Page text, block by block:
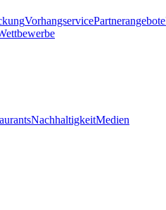
VorhangservicePartnerangebote
NachhaltigkeitMedien